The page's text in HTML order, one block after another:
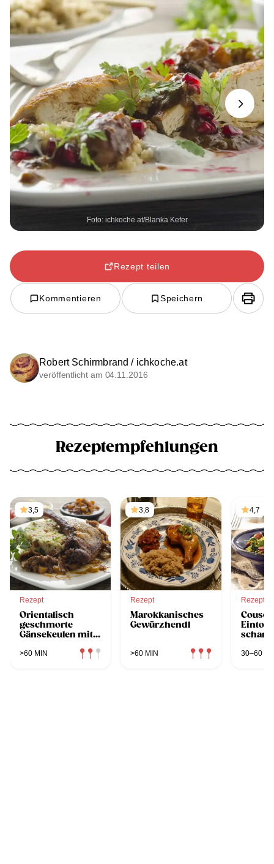
Foto: ichkoche.at/Blanka Kefer
Next
Rezept teilen
Kommentieren Speichern
Robert Schirmbrand / ichkoche.at
veröffentlicht am 04.11.2016
Rezeptempfehlungen
3,5
Rezept
Orientalisch
geschmorte
Gänsekeulen mit
>60 MIN
3,8
Rezept
Marokkanisches
Gewürzhendl
>60 MIN
4,7
Rezept
30–60